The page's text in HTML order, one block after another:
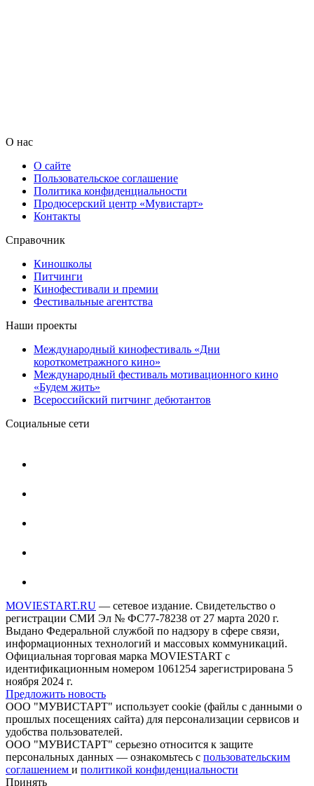
О нас
О сайте
Пользовательское соглашение
Политика конфиденциальности
Продюсерский центр «Мувистарт»
Контакты
Справочник
Киношколы
Питчинги
Кинофестивали и премии
Фестивальные агентства
Наши проекты
Международный кинофестиваль «Дни
короткометражного кино»
Международный фестиваль мотивационного кино
«Будем жить»
Всероссийский питчинг дебютантов
Социальные сети
MOVIESTART.RU — сетевое издание. Свидетельство о
регистрации СМИ Эл № ФС77-78238 от 27 марта 2020 г.
Выдано Федеральной службой по надзору в сфере связи,
информационных технологий и массовых коммуникаций.
Официальная торговая марка MOVIESTART с
идентификационным номером 1061254 зарегистрирована 5
ноября 2024 г.
Предложить новость
ООО "МУВИСТАРТ" использует cookie (файлы с данными о
прошлых посещениях сайта) для персонализации сервисов и
удобства пользователей.
ООО "МУВИСТАРТ" серьезно относится к защите
персональных данных — ознакомьтесь с пользовательским
соглашением и политикой конфиденциальности
Принять